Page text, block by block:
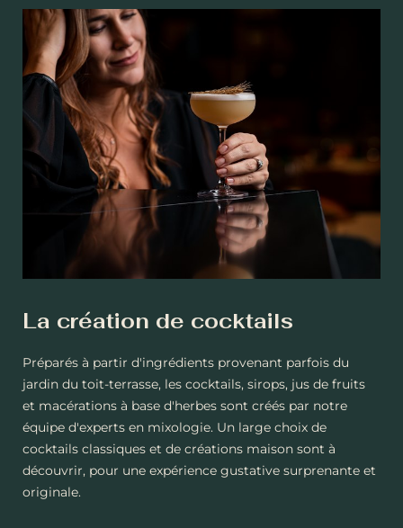
La création de cocktails
Préparés à partir d'ingrédients provenant parfois du
jardin du toit-terrasse, les cocktails, sirops, jus de fruits
et macérations à base d'herbes sont créés par notre
équipe d'experts en mixologie. Un large choix de
cocktails classiques et de créations maison sont à
découvrir, pour une expérience gustative surprenante et
originale.